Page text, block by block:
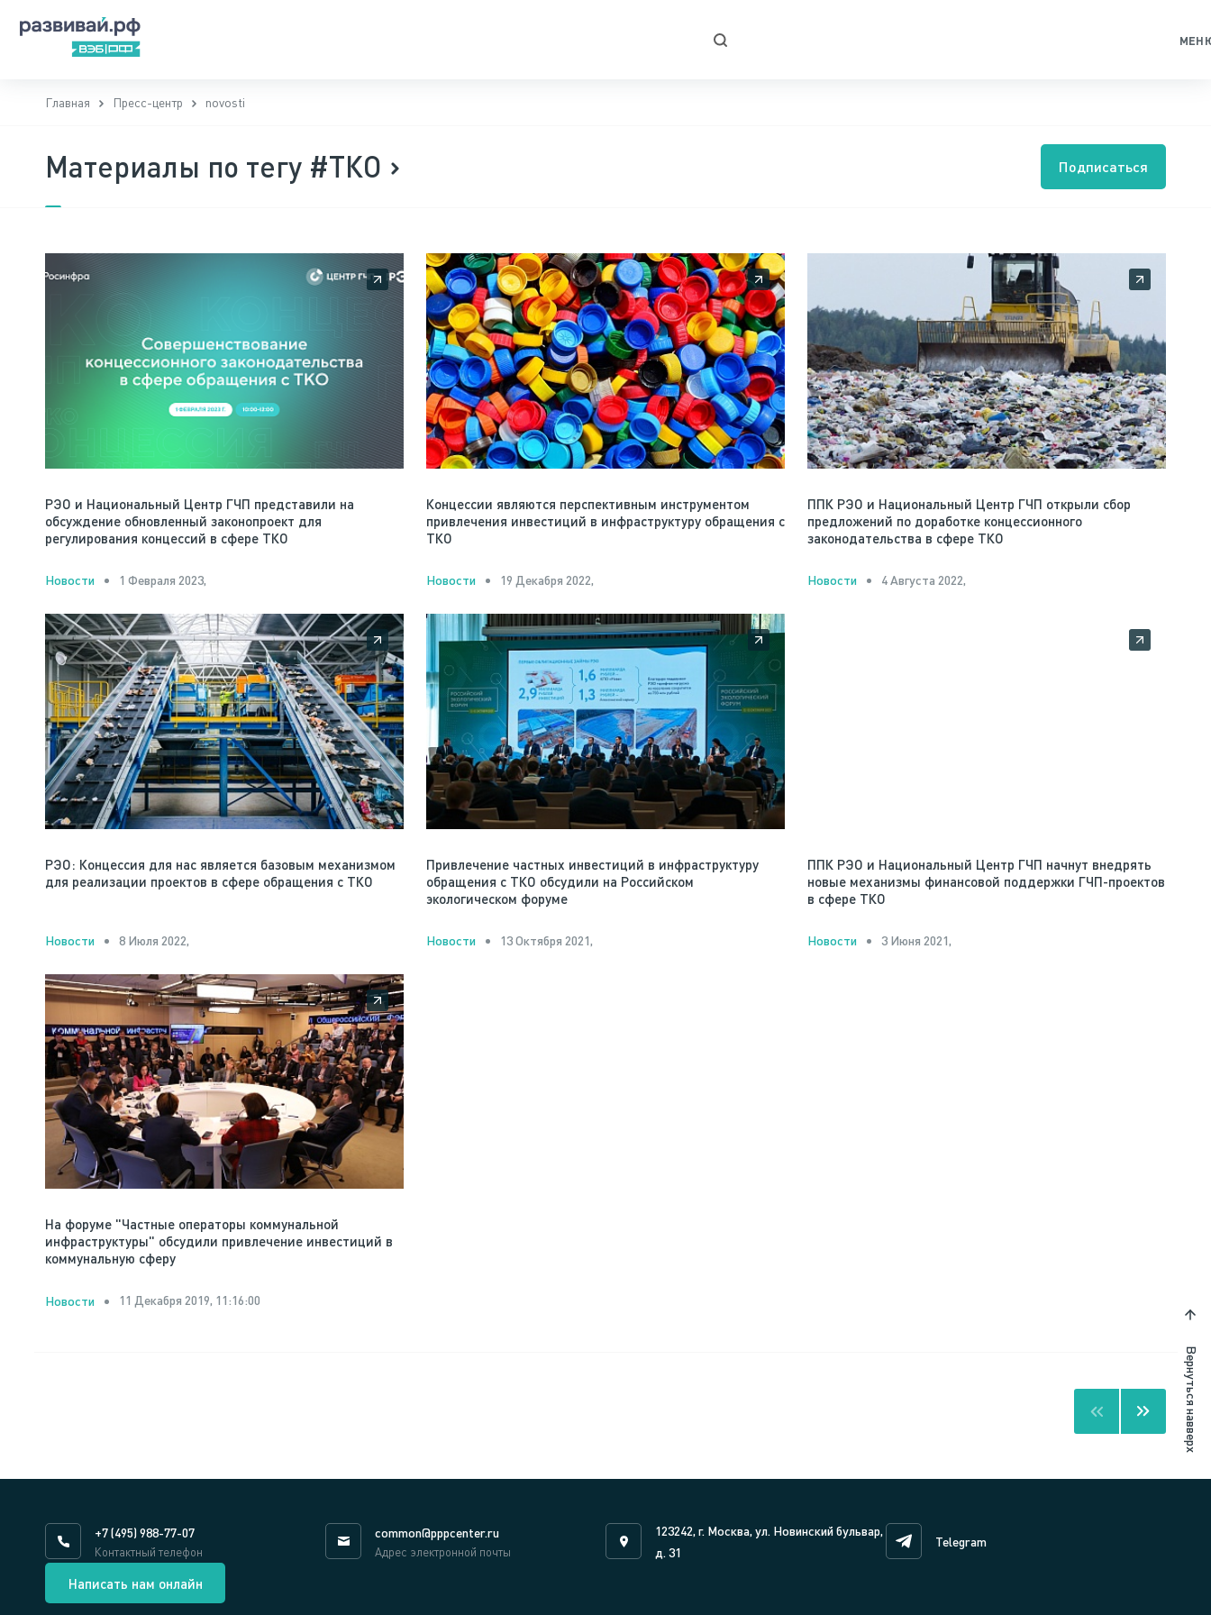
Главная Пресс-центр novosti
Материалы по тегу #ТКО Подписаться
РЭО и Национальный Центр ГЧП представили на
обсуждение обновленный законопроект для
регулирования концессий в сфере ТКО
Новости 1 Февраля 2023,
Концессии являются перспективным инструментом
привлечения инвестиций в инфраструктуру обращения с
ТКО
Новости 19 Декабря 2022,
ППК РЭО и Национальный Центр ГЧП открыли сбор
предложений по доработке концессионного
законодательства в сфере ТКО
Новости 4 Августа 2022,
РЭО: Концессия для нас является базовым механизмом
для реализации проектов в сфере обращения с ТКО
Новости 8 Июля 2022,
Привлечение частных инвестиций в инфраструктуру
обращения с ТКО обсудили на Российском
экологическом форуме
Новости 13 Октября 2021,
ППК РЭО и Национальный Центр ГЧП начнут внедрять
новые механизмы финансовой поддержки ГЧП-проектов
в сфере ТКО
Новости 3 Июня 2021,
На форуме "Частные операторы коммунальной
инфраструктуры" обсудили привлечение инвестиций в
коммунальную сферу
Новости 11 Декабря 2019, 11:16:00
Вернуться навверх
+7 (495) 988-77-07
Контактный телефон
common@pppcenter.ru
Адрес электронной почты
123242, г. Москва, ул. Новинский бульвар,
д. 31
Telegram
Написать нам онлайн